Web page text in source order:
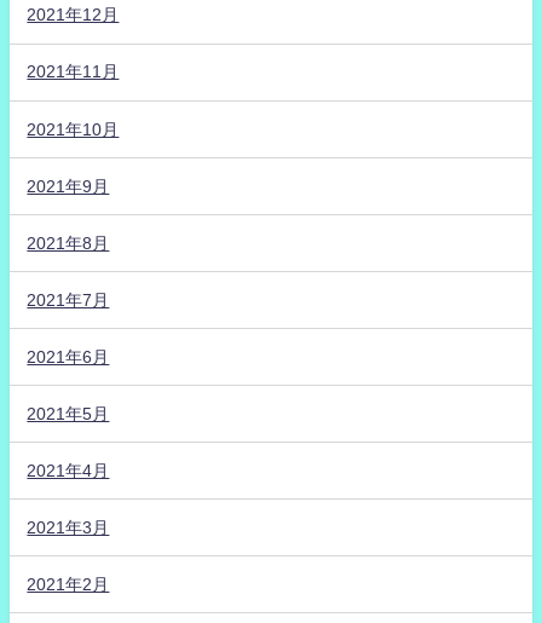
2021年12月
2021年11月
2021年10月
2021年9月
2021年8月
2021年7月
2021年6月
2021年5月
2021年4月
2021年3月
2021年2月